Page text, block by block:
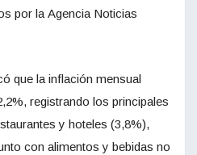
por la Agencia Noticias
que la inflación mensual
registrando los principales
y hoteles (3,8%),
con alimentos y bebidas no